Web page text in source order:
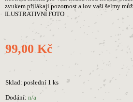
zvukem přilákají pozornost a lov vaší šelmy
ILUSTRATIVNÍ FOTO
99,00 Kč
Sklad: poslední 1 ks
Dodání: n/a